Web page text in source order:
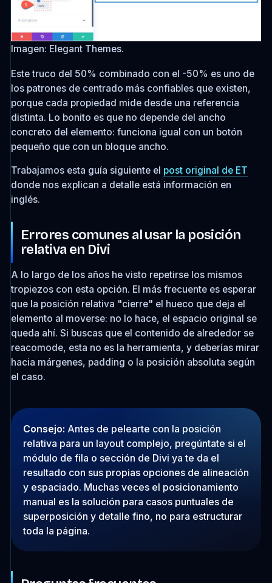
Imagen: Elegant Themes.
Este truco del 50% combinado con el -50% es uno de
los patrones de centrado más confiables que existen,
porque cada propiedad mide desde una referencia
distinta. Lo bonito es que no depende del ancho
concreto del elemento: funciona igual con un botón
pequeño que con un bloque ancho.
Trabajamos esta guía siguiente el post original de ET
donde nos explican a detalle está información en
inglés.
Errores comunes al usar la posición
relativa en Divi
A lo largo de los años he visto repetirse los mismos
tropiezos con esta opción. El más frecuente es esperar
que la posición relativa "cierre" el hueco que deja el
elemento al moverse: no lo hace, el espacio original se
queda ahí. Si buscas que el contenido de alrededor se
reacomode, esta no es la herramienta, y deberías mirar
hacia márgenes, padding o la posición absoluta según
el caso.
Consejo: Antes de pelearte con la posición
relativa para un layout complejo, pregúntate si el
módulo de fila o sección de Divi ya te da el
resultado con sus propias opciones de alineación
y espaciado. Muchas veces el posicionamiento
manual es la solución para casos puntuales de
superposición y detalle fino, no para estructurar
toda la página.